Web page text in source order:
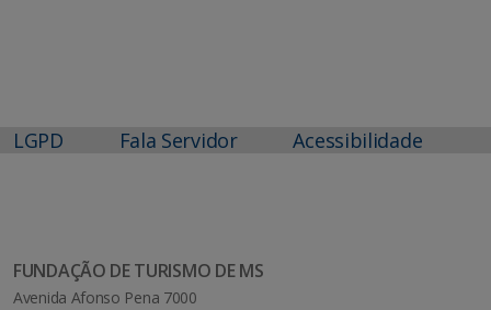
LGPD Fala Servidor Acessibilidade
FUNDAÇÃO DE TURISMO DE MS
Avenida Afonso Pena 7000